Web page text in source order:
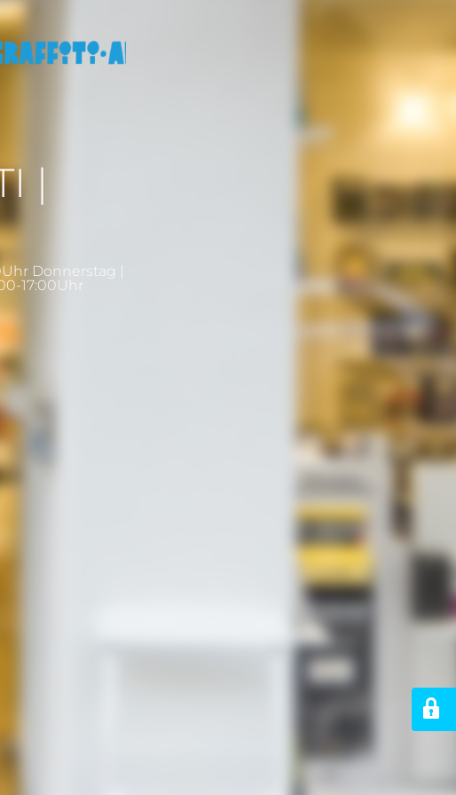
|
Donnerstag |
17:00Uhr